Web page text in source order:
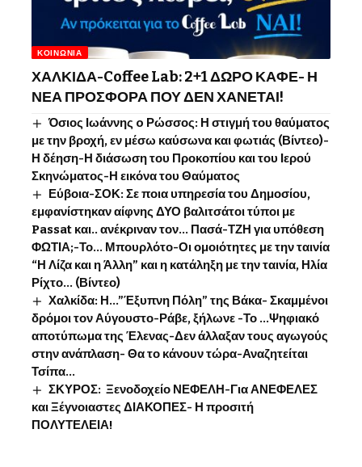
ΚΟΙΝΩΝΊΑ
ΧΑΛΚΙΔΑ-Coffee Lab: 2+1 ΔΩΡΟ ΚΑΦΕ- Η
ΝΕΑ ΠΡΟΣΦΟΡΑ ΠΟΥ ΔΕΝ ΧΑΝΕΤΑΙ!
Όσιος Ιωάννης o Ρώσσος: Η στιγμή του θαύματος
με την βροχή, εν μέσω καύσωνα και φωτιάς (Βίντεο)-
Η δέηση-Η διάσωση του Προκοπίου και του Ιερού
Σκηνώματος-Η εικόνα του Θαύματος
Εύβοια-ΣΟΚ: Σε ποια υπηρεσία του Δημοσίου,
εμφανίστηκαν αίφνης ΔΥΟ βαλιτσάτοι τύποι με
Passat και.. ανέκριναν τον… Πασά-ΤΖΗ για υπόθεση
ΦΩΤΙΑ;-Το… Μπουρλότο-Οι ομοιότητες με την ταινία
“Η Λίζα και η Άλλη” και η κατάληξη με την ταινία, Ηλία
Ρίχτο… (Βίντεο)
Χαλκίδα: Η…”Έξυπνη Πόλη” της Βάκα- Σκαμμένοι
δρόμοι τον Αύγουστο-Ράβε, ξήλωνε -Το …Ψηφιακό
αποτύπωμα της Έλενας-Δεν άλλαξαν τους αγωγούς
στην ανάπλαση- Θα το κάνουν τώρα-Αναζητείται
Τσίπα…
ΣΚΥΡΟΣ: Ξενοδοχείο ΝΕΦΕΛΗ-Για ΑΝΕΦΕΛΕΣ
και Ξέγνοιαστες ΔΙΑΚΟΠΕΣ- Η προσιτή
ΠΟΛΥΤΕΛΕΙΑ!